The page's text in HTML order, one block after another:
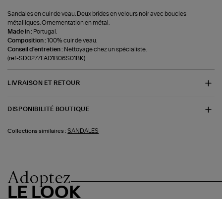
Sandales en cuir de veau. Deux brides en velours noir avec boucles
métalliques. Ornementation en métal.
Made in : Portugal.
Composition :100% cuir de veau.
Conseil d'entretien : Nettoyage chez un spécialiste.
(ref-SD0277FAD1B06S01BK)
LIVRAISON ET RETOUR
DISPONIBILITÉ BOUTIQUE
Collections similaires : SANDALES
Adoptez
LE LOOK